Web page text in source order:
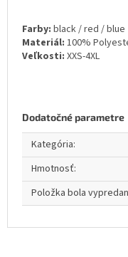
Farby: black / red / blue
Materiál: 100%
Veľkosti: XXS-4XL
Dodatočné parametre
Kategória:
Hmotnosť:
Položka bola